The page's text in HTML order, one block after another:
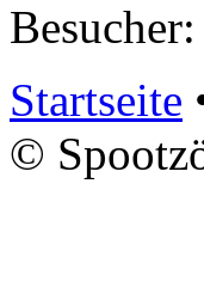
Startseite
©